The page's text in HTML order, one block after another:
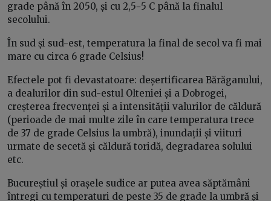
grade până în 2050, și cu 2,5−5 C până la finalul
secolului.
În sud și sud-est, temperatura la final de secol va fi mai
mare cu circa 6 grade Celsius!
Efectele pot fi devastatoare: deșertificarea Bărăganului,
a dealurilor din sud-estul Olteniei și a Dobrogei,
creșterea frecvenței și a intensității valurilor de căldură
(perioade de mai multe zile în care temperatura trece
de 37 de grade Celsius la umbră), inundații și viituri
urmate de secetă și căldură toridă, degradarea solului
etc.
Bucureștiul și orașele sudice ar putea avea săptămâni
întregi cu temperaturi de peste 35 de grade la umbră și